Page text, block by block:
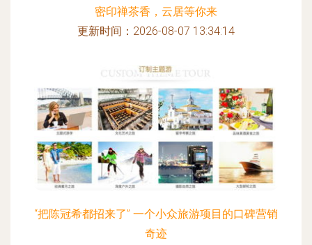
密印禅茶香，云居等你来
更新时间：2026-08-07 13:34:14
“把陈冠希都招来了” 一个小众旅游项目的口碑营销
奇迹